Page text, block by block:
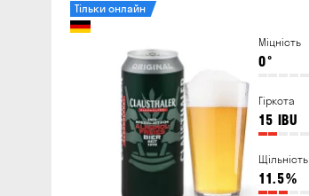
Міцність
0°
Гіркота
15 IBU
Щільність
11.5%
Тільки онлайн